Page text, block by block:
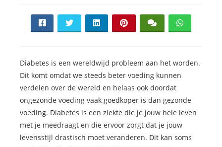
Diabetes is een wereldwijd probleem aan het worden.
Dit komt omdat we steeds beter voeding kunnen
verdelen over de wereld en helaas ook doordat
ongezonde voeding vaak goedkoper is dan gezonde
voeding. Diabetes is een ziekte die je jouw hele leven
met je meedraagt en die ervoor zorgt dat je jouw
levensstijl drastisch moet veranderen. Dit kan soms